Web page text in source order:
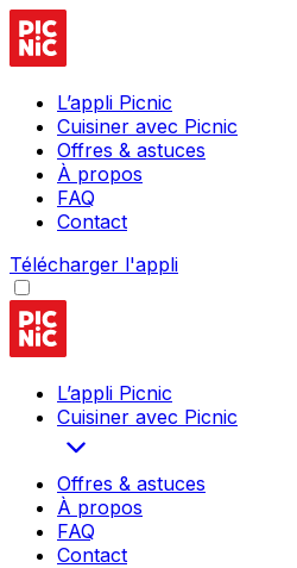
L’appli Picnic
Cuisiner avec Picnic
Offres & astuces
À propos
FAQ
Contact
Télécharger l'appli
L’appli Picnic
Cuisiner avec Picnic
Offres & astuces
À propos
FAQ
Contact